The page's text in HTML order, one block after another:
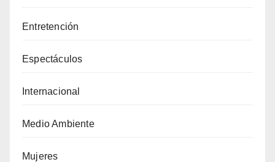
Entretención
Espectáculos
Internacional
Medio Ambiente
Mujeres